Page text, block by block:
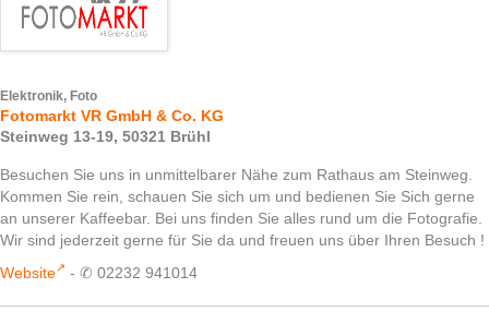
Elektronik, Foto
Fotomarkt VR GmbH & Co. KG
Steinweg 13-19, 50321 Brühl
Besuchen Sie uns in unmittelbarer Nähe zum Rathaus am Steinweg.
Kommen Sie rein, schauen Sie sich um und bedienen Sie Sich gerne
an unserer Kaffeebar. Bei uns finden Sie alles rund um die Fotografie.
Wir sind jederzeit gerne für Sie da und freuen uns über Ihren Besuch !
Website
- ✆ 02232 941014